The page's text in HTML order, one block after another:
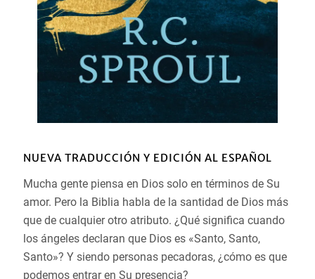
NUEVA TRADUCCIÓN Y EDICIÓN AL ESPAÑOL
Mucha gente piensa en Dios solo en términos de Su
amor. Pero la Biblia habla de la santidad de Dios más
que de cualquier otro atributo. ¿Qué significa cuando
los ángeles declaran que Dios es «Santo, Santo,
Santo»? Y siendo personas pecadoras, ¿cómo es que
podemos entrar en Su presencia?